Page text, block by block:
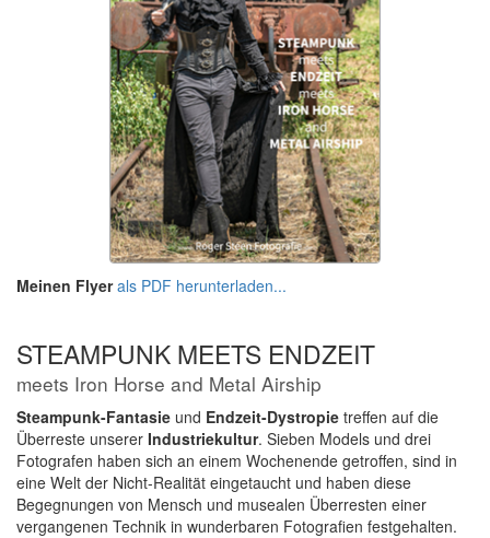
Meinen Flyer als PDF herunterladen...
STEAMPUNK MEETS ENDZEIT
meets Iron Horse and Metal Airship
Steampunk-Fantasie und Endzeit-Dystropie treffen auf die
Überreste unserer Industriekultur. Sieben Models und drei
Fotografen haben sich an einem Wochenende getroffen, sind in
eine Welt der Nicht-Realität eingetaucht und haben diese
Begegnungen von Mensch und musealen Überresten einer
vergangenen Technik in wunderbaren Fotografien festgehalten.